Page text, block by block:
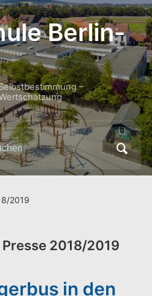
Berlin-
–
2019
Presse 2018/2019
in den